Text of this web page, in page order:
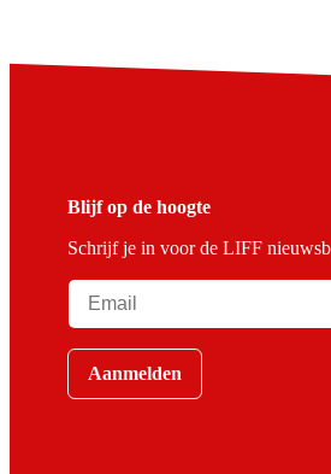
Blijf op de hoogte
Schrijf je in voor de LIFF
Aanmelden